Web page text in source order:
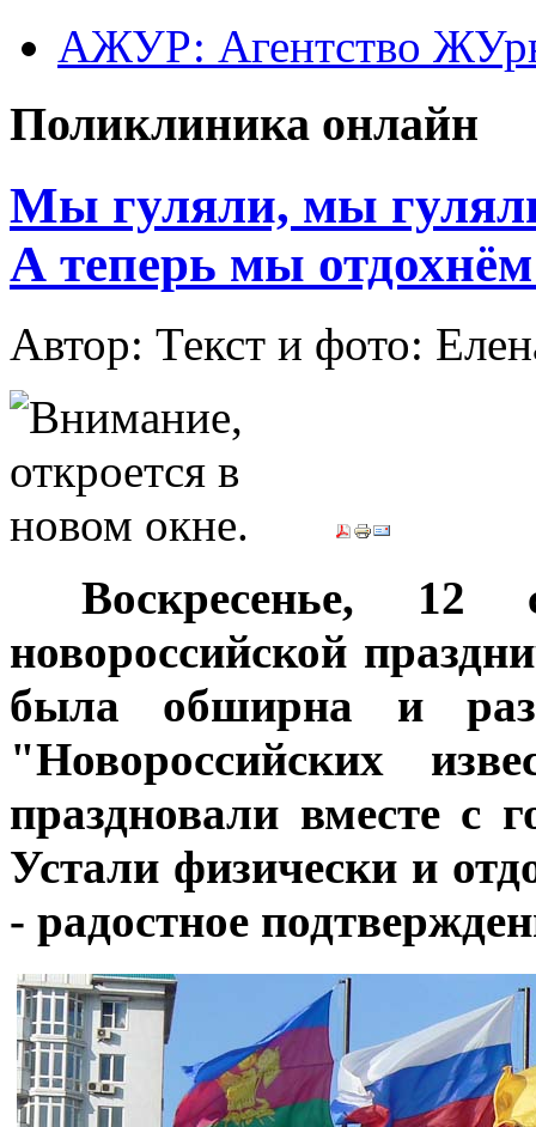
АЖУР: Агентство
Поликлиника онлайн
Мы гуляли, мы
А теперь мы
Автор: Текст и фото:
Воскресенье,
новороссийской
была обширна и
"Новороссийских
праздновали вместе с
Устали физически и
- радостное